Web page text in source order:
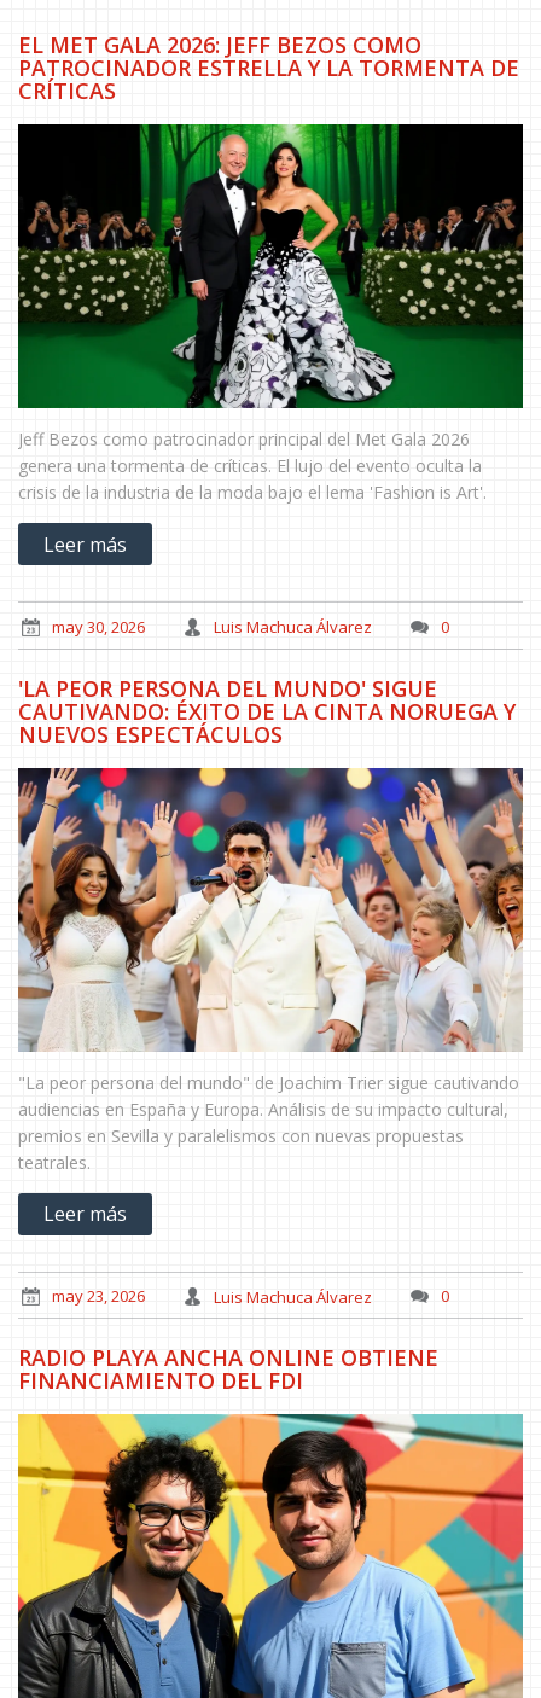
EL MET GALA 2026: JEFF BEZOS COMO
PATROCINADOR ESTRELLA Y LA TORMENTA DE
CRÍTICAS
Jeff Bezos como patrocinador principal del Met Gala 2026
genera una tormenta de críticas. El lujo del evento oculta la
crisis de la industria de la moda bajo el lema 'Fashion is Art'.
Leer más
may 30, 2026 Luis Machuca Álvarez 0
'LA PEOR PERSONA DEL MUNDO' SIGUE
CAUTIVANDO: ÉXITO DE LA CINTA NORUEGA Y
NUEVOS ESPECTÁCULOS
"La peor persona del mundo" de Joachim Trier sigue cautivando
audiencias en España y Europa. Análisis de su impacto cultural,
premios en Sevilla y paralelismos con nuevas propuestas
teatrales.
Leer más
may 23, 2026 Luis Machuca Álvarez 0
RADIO PLAYA ANCHA ONLINE OBTIENE
FINANCIAMIENTO DEL FDI